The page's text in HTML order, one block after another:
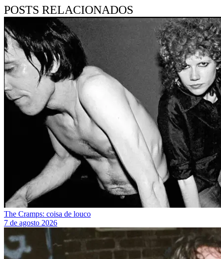
POSTS RELACIONADOS
The Cramps: coisa de louco
7 de agosto 2026